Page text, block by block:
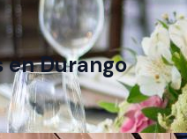
enDurango